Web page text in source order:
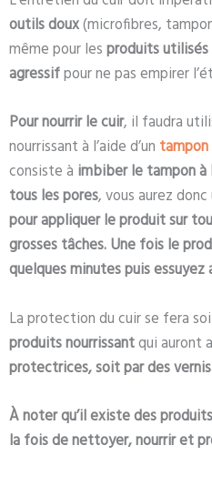
outils doux(microfibres,
même pour lesproduits
agressifpour ne pas empirer
Pour nourrir le cuir, il faudra
nourrissant à l’aide d’un
consiste à imbiber le tampon à
tous les pores, vous aurez donc
pour appliquer le produit sur
grosses tâches.Une fois le
quelques minutes puis
La protection du cuir se fera
produits nourrissantqui auront
protectrices, soit par des
À noter qu’il existe des
la fois de nettoyer, nourrir et